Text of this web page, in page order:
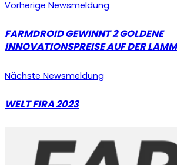
Vorherige Newsmeldung
FARMDROID GEWINNT 2 GOLDENE
INNOVATIONSPREISE AUF DER
Nächste Newsmeldung
WELT FIRA 2023